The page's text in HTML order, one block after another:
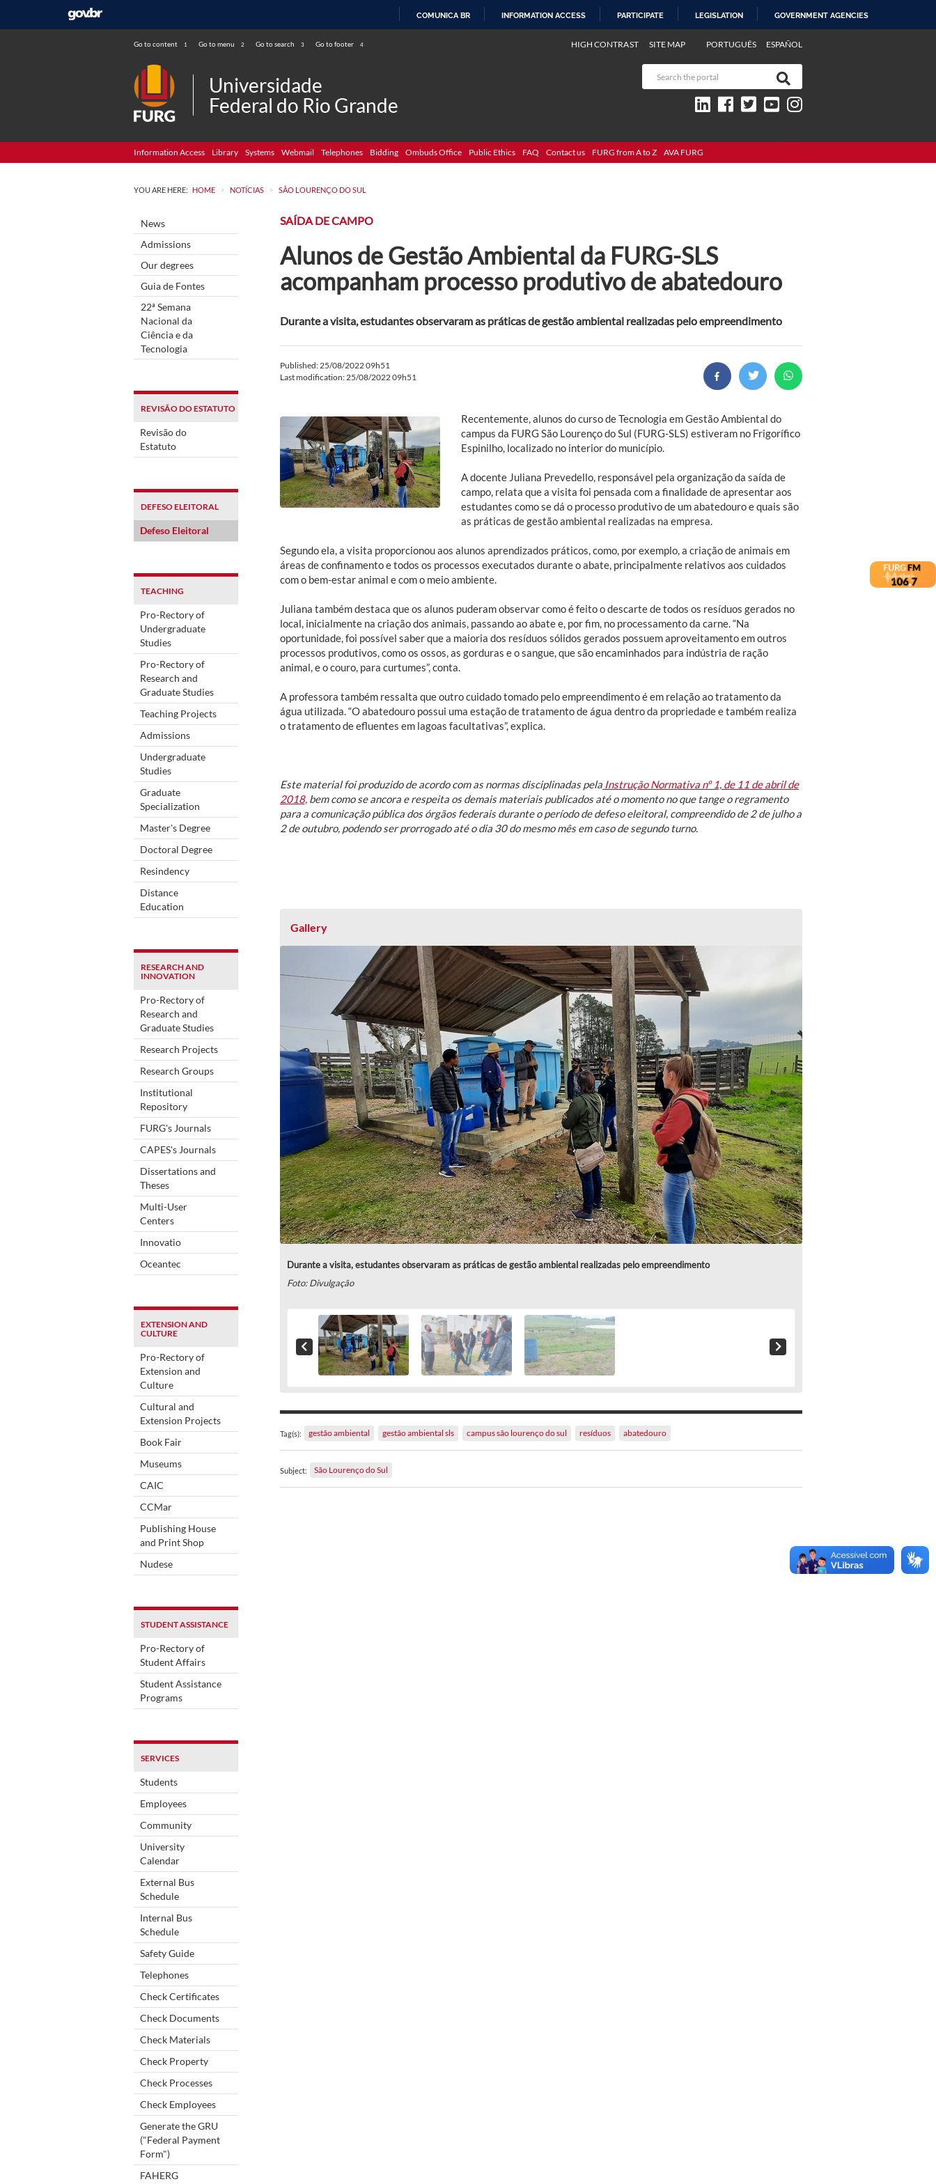
COMUNICA BR INFORMATION ACCESS PARTICIPATE LEGISLATION GOVERNMENT AGENCIES
Go to content 1 Go to menu 2 Go to search 3 Go to footer 4 PORTUGUÊS ESPAÑOL
HIGH CONTRAST SITE MAP
Universidade
Federal do Rio Grande
Information Access Library Systems Webmail Telephones Bidding Ombuds Office Public Ethics FAQ Contact us FURG from A to Z AVA FURG
YOU ARE HERE: HOME > NOTÍCIAS > SÃO LOURENÇO DO SUL
News
Admissions
Our degrees
Guia de Fontes
22ª Semana
Nacional da
Ciência e da
Tecnologia
REVISÃO DO ESTATUTO
Revisão do
Estatuto
DEFESO ELEITORAL
Defeso Eleitoral
TEACHING
Pro-Rectory of
Undergraduate
Studies
Pro-Rectory of
Research and
Graduate Studies
Teaching Projects
Admissions
Undergraduate
Studies
Graduate
Specialization
Master's Degree
Doctoral Degree
Resindency
Distance
Education
RESEARCH AND
INNOVATION
Pro-Rectory of
Research and
Graduate Studies
Research Projects
Research Groups
Institutional
Repository
FURG's Journals
CAPES's Journals
Dissertations and
Theses
Multi-User
Centers
Innovatio
Oceantec
EXTENSION AND
CULTURE
Pro-Rectory of
Extension and
Culture
Cultural and
Extension Projects
Book Fair
Museums
CAIC
CCMar
Publishing House
and Print Shop
Nudese
STUDENT ASSISTANCE
Pro-Rectory of
Student Affairs
Student Assistance
Programs
SERVICES
Students
Employees
Community
University
Calendar
External Bus
Schedule
Internal Bus
Schedule
Safety Guide
Telephones
Check Certificates
Check Documents
Check Materials
Check Property
Check Processes
Check Employees
Generate the GRU
("Federal Payment
Form")
FAHERG
SAÍDA DE CAMPO
Alunos de Gestão Ambiental da FURG-SLS
acompanham processo produtivo de abatedouro
Durante a visita, estudantes observaram as práticas de gestão ambiental realizadas pelo empreendimento
Published: 25/08/2022 09h51
Last modification: 25/08/2022 09h51
Recentemente, alunos do curso de Tecnologia em Gestão Ambiental do
campus da FURG São Lourenço do Sul (FURG-SLS) estiveram no Frigorífico
Espinilho, localizado no interior do município.
A docente Juliana Prevedello, responsável pela organização da saída de
campo, relata que a visita foi pensada com a finalidade de apresentar aos
estudantes como se dá o processo produtivo de um abatedouro e quais são
as práticas de gestão ambiental realizadas na empresa.
Segundo ela, a visita proporcionou aos alunos aprendizados práticos, como, por exemplo, a criação de animais em
áreas de confinamento e todos os processos executados durante o abate, principalmente relativos aos cuidados
com o bem-estar animal e com o meio ambiente.
Juliana também destaca que os alunos puderam observar como é feito o descarte de todos os resíduos gerados no
local, inicialmente na criação dos animais, passando ao abate e, por fim, no processamento da carne. “Na
oportunidade, foi possível saber que a maioria dos resíduos sólidos gerados possuem aproveitamento em outros
processos produtivos, como os ossos, as gorduras e o sangue, que são encaminhados para indústria de ração
animal, e o couro, para curtumes”, conta.
A professora também ressalta que outro cuidado tomado pelo empreendimento é em relação ao tratamento da
água utilizada. “O abatedouro possui uma estação de tratamento de água dentro da propriedade e também realiza
o tratamento de efluentes em lagoas facultativas”, explica.
Este material foi produzido de acordo com as normas disciplinadas pela Instrução Normativa nº 1, de 11 de abril de
2018, bem como se ancora e respeita os demais materiais publicados até o momento no que tange o regramento
para a comunicação pública dos órgãos federais durante o período de defeso eleitoral, compreendido de 2 de julho a
2 de outubro, podendo ser prorrogado até o dia 30 do mesmo mês em caso de segundo turno.
Gallery
Durante a visita, estudantes observaram as práticas de gestão ambiental realizadas pelo empreendimento
Foto: Divulgação
Tag(s): gestão ambiental gestão ambiental sls campus são lourenço do sul resíduos abatedouro
Subject: São Lourenço do Sul